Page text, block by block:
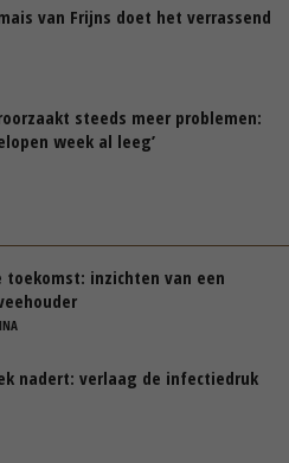
van Frijns doet het verrassend
steeds meer problemen:
week al leeg’
toekomst: inzichten van een
nadert: verlaag de infectiedruk